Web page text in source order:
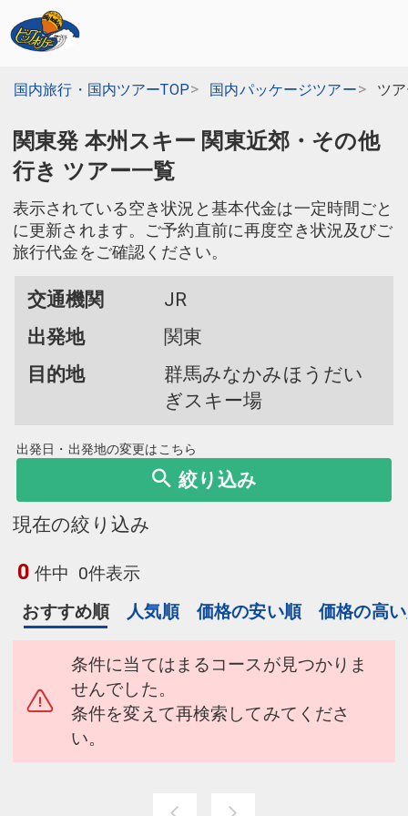
国内旅行・国内ツアーTOP 国内パッケージツアー ツ
関東発 本州スキー 関東近郊・その他
行き ツアー一覧
表示されている空き状況と基本代金は一定時間ごと
に更新されます。ご予約直前に再度空き状況及びご
旅行代金をご確認ください。
交通機関
JR
出発地
関東
目的地
群馬みなかみほうだい
ぎスキー場
出発日・出発地の変更はこちら
絞り込み
現在の絞り込み
0 件中 0件表示
おすすめ順
人気順 価格の安い順 価格の高
条件に当てはまるコースが見つかりま
せんでした。
条件を変えて再検索してみてくださ
い。